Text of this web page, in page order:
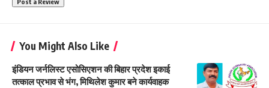
You Might Also Like
इंडियन जर्नलिस्ट एसोसिएशन की बिहार प्रदेश इकाई
तत्काल प्रभाव से भंग, मिथिलेश कुमार बने कार्यवाहक